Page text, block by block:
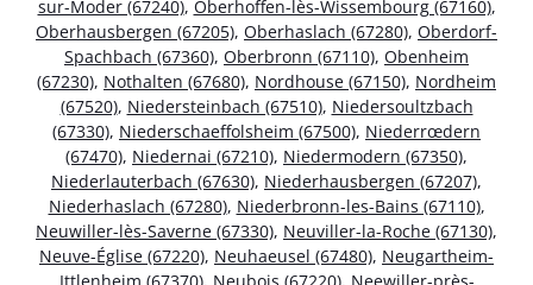
sur-Moder (67240), Oberhoffen-lès-Wissembourg (67160),
Oberhausbergen (67205), Oberhaslach (67280), Oberdorf-
Spachbach (67360), Oberbronn (67110), Obenheim
(67230), Nothalten (67680), Nordhouse (67150), Nordheim
(67520), Niedersteinbach (67510), Niedersoultzbach
(67330), Niederschaeffolsheim (67500), Niederrœdern
(67470), Niedernai (67210), Niedermodern (67350),
Niederlauterbach (67630), Niederhausbergen (67207),
Niederhaslach (67280), Niederbronn-les-Bains (67110),
Neuwiller-lès-Saverne (67330), Neuviller-la-Roche (67130),
Neuve-Église (67220), Neuhaeusel (67480), Neugartheim-